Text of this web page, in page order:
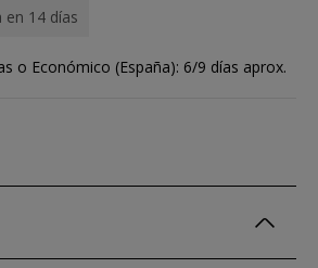
14 días
o Económico (España): 6/9 días aprox.